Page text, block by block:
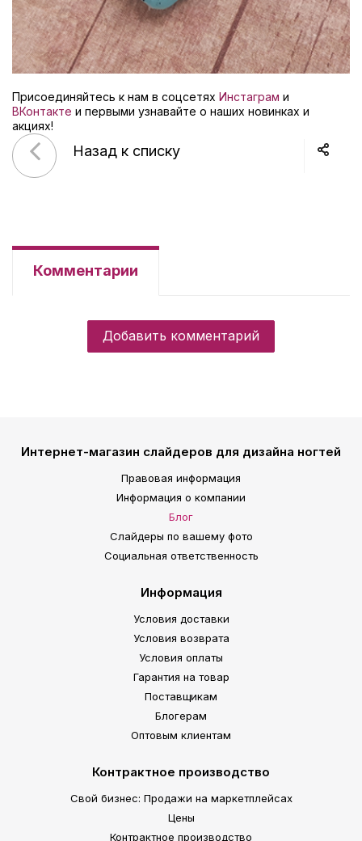
Присоединяйтесь к нам в соцсетях Инстаграм и
ВКонтакте и первыми узнавайте о наших новинках и
акциях!
Назад к списку
Комментарии
Добавить комментарий
Интернет-магазин слайдеров для дизайна ногтей
Правовая информация
Информация о компании
Блог
Слайдеры по вашему фото
Социальная ответственность
Информация
Условия доставки
Условия возврата
Условия оплаты
Гарантия на товар
Поставщикам
Блогерам
Оптовым клиентам
Контрактное производство
Свой бизнес: Продажи на маркетплейсах
Цены
Контрактное производство